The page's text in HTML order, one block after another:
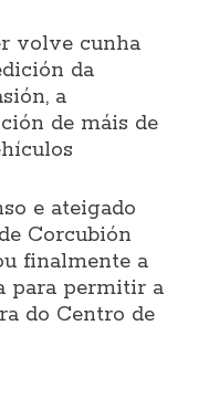
volve cunha
da
a
de máis de
e ateigado
Corcubión
finalmente a
para permitir a
do Centro de